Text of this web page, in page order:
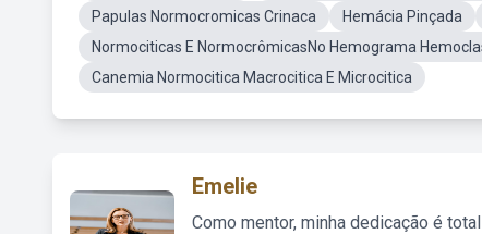
Papulas Normocromicas Crinaca
Hemácia Pinçada
Normociticas E NormocrômicasNo Hemograma
Canemia Normocitica Macrocitica E Microcitica
Emelie
Como mentor, minha dedicação é